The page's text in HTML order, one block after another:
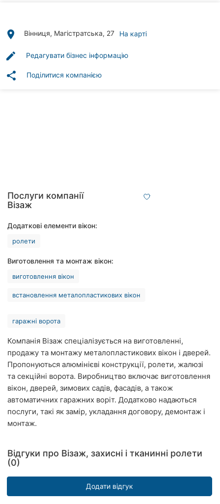
рубрики
Хмельницький
Рівне
Кропивницький
Київ
Дніпро
Львів
Кривий
Ріг
Миколаїв
Херсон
place Вінниця, Магістратська, 27 На карті
edit Редагувати бізнес інформацію
share Поділитися компанією
Послуги компанії
Візаж
Додаткові елементи вікон:
ролети
Виготовлення та монтаж вікон:
виготовлення вікон
встановлення металопластикових вікон
гаражні ворота
Компанія Візаж спеціалізується на виготовленні,
продажу та монтажу металопластикових вікон і дверей.
Пропонуються алюмінієві конструкції, ролети, жалюзі
та секційні ворота. Виробництво включає виготовлення
вікон, дверей, зимових садів, фасадів, а також
автоматичних гаражних воріт. Додатково надаються
послуги, такі як замір, укладання договору, демонтаж і
монтаж.
Відгуки про Візаж, захисні і тканинні ролети
(0)
Додати відгук